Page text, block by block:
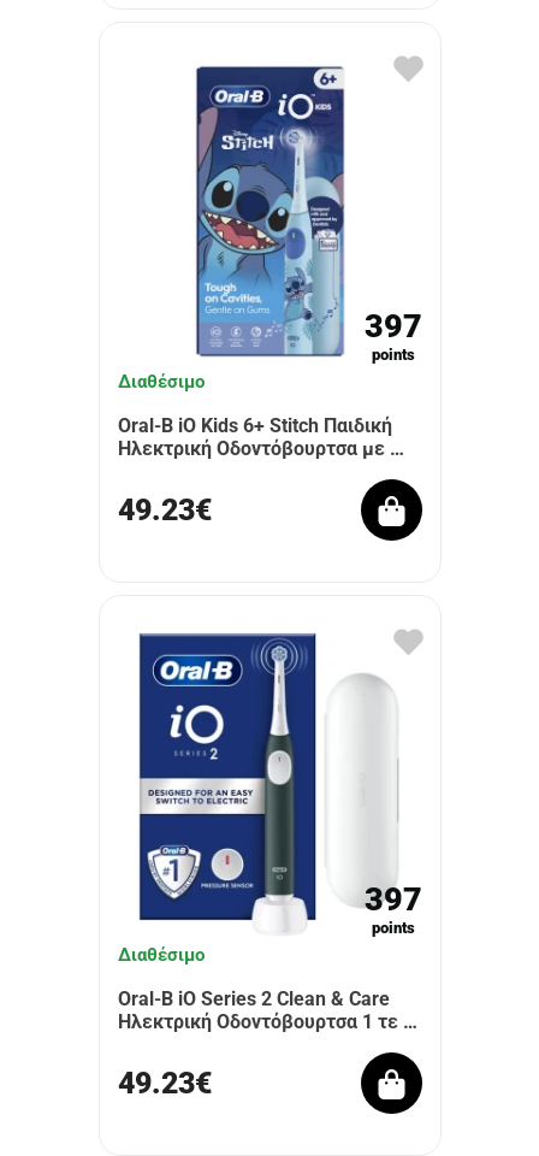
397
points
Διαθέσιμο
Oral-B iO Kids 6+ Stitch Παιδική
Ηλεκτρική Οδοντόβουρτσα με …
49.23€
397
points
Διαθέσιμο
Oral-B iO Series 2 Clean & Care
Ηλεκτρική Οδοντόβουρτσα 1 τε …
49.23€